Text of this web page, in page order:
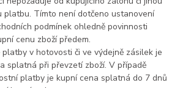
platbu. Tímto není dotčeno ustanovení
podmínek ohledně povinnosti
cenu zboží předem.
v hotovosti či ve výdejně zásilek je
splatná při převzetí zboží. V případě
platby je kupní cena splatná do 7 dnů